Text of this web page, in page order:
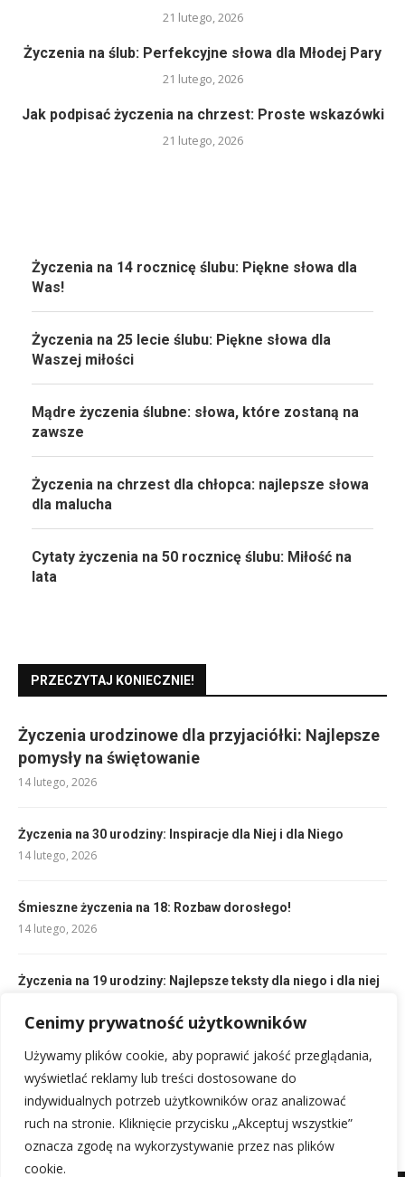
Cenimy prywatność użytkowników
Używamy plików cookie, aby poprawić jakość przeglądania,
wyświetlać reklamy lub treści dostosowane do
indywidualnych potrzeb użytkowników oraz analizować
ruch na stronie. Kliknięcie przycisku „Akceptuj wszystkie”
oznacza zgodę na wykorzystywanie przez nas plików
cookie.
21 lutego, 2026
Życzenia na ślub: Perfekcyjne słowa dla Młodej Pary
21 lutego, 2026
Jak podpisać życzenia na chrzest: Proste wskazówki
21 lutego, 2026
Życzenia na 14 rocznicę ślubu: Piękne słowa dla
Was!
Życzenia na 25 lecie ślubu: Piękne słowa dla
Waszej miłości
Mądre życzenia ślubne: słowa, które zostaną na
zawsze
Życzenia na chrzest dla chłopca: najlepsze słowa
dla malucha
Cytaty życzenia na 50 rocznicę ślubu: Miłość na
lata
PRZECZYTAJ KONIECZNIE!
Życzenia urodzinowe dla przyjaciółki: Najlepsze
pomysły na świętowanie
14 lutego, 2026
Życzenia na 30 urodziny: Inspiracje dla Niej i dla Niego
14 lutego, 2026
Śmieszne życzenia na 18: Rozbaw dorosłego!
14 lutego, 2026
Życzenia na 19 urodziny: Najlepsze teksty dla niego i dla niej
Regatta co to za firma? Great Outdoors – odzież turystyczna
i sportowa
17 lutego, 2026